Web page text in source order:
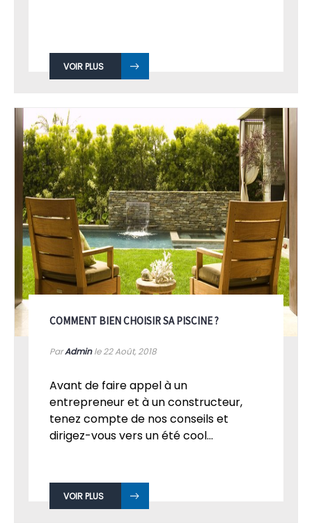
VOIR PLUS
COMMENT BIEN CHOISIR SA PISCINE ?
ParAdminle 22Août, 2018
Avant de faire appel à un
entrepreneur et à un constructeur,
tenez compte de nos conseils et
dirigez-vous vers un été cool...
VOIR PLUS